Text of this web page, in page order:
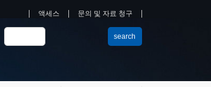
액세스 문의 및 자료 청구
search